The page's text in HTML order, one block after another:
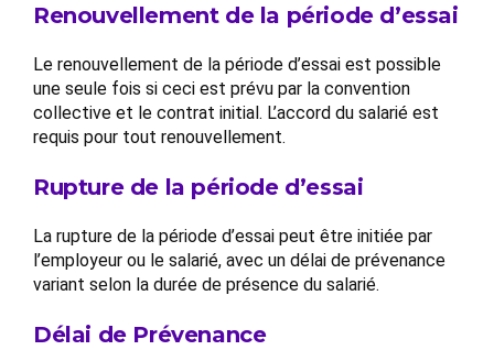
Renouvellement de la période d’essai
Le renouvellement de la période d’essai est possible
une seule fois si ceci est prévu par la convention
collective et le contrat initial. L’accord du salarié est
requis pour tout renouvellement.
Rupture de la période d’essai
La rupture de la période d’essai peut être initiée par
l’employeur ou le salarié, avec un délai de prévenance
variant selon la durée de présence du salarié.
Délai de Prévenance